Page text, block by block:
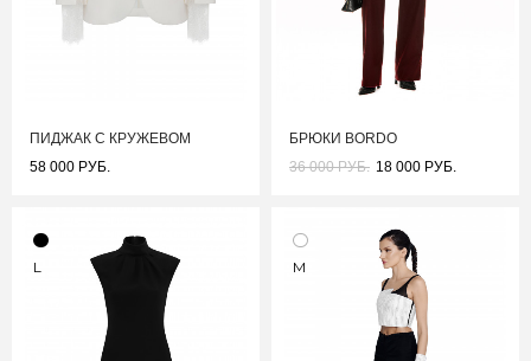
ПИДЖАК С КРУЖЕВОМ
58 000 РУБ.
БРЮКИ BORDO
36 000 РУБ. 18 000 РУБ.
L M